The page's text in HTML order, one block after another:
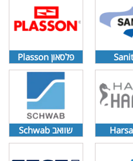
פלסאון Plasson
שוואב Schwab